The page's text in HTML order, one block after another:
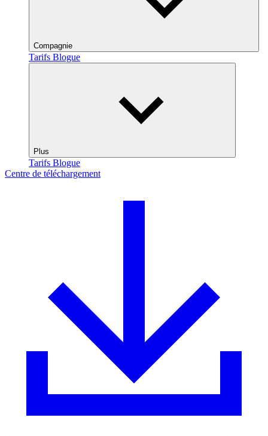
Compagnie
Tarifs Blogue
Plus
Tarifs Blogue
Centre de téléchargement